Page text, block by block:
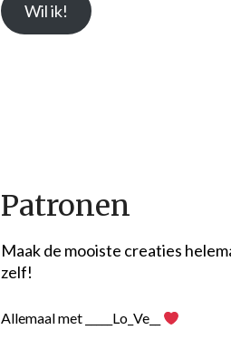
Wil ik!
Patronen
Maak de mooiste creaties
zelf!
Allemaal met _____Lo_Ve__